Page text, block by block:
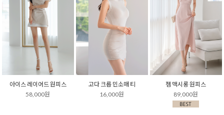
아이스 레이어드 원피스
58,000원
고다 크롭 민소매 티
16,000원
젬 맥시롱 원피스
89,000원